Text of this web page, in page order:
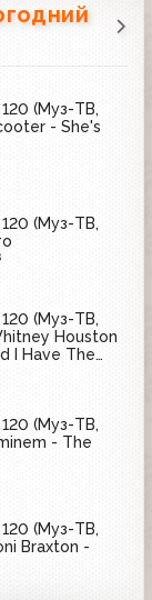
(Муз-ТВ,
- She's
(Муз-ТВ,
(Муз-ТВ,
Houston
I Have The
(Муз-ТВ,
- The
(Муз-ТВ,
Braxton -